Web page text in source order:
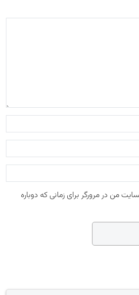
من در مرورگر برای زمانی که دوباره